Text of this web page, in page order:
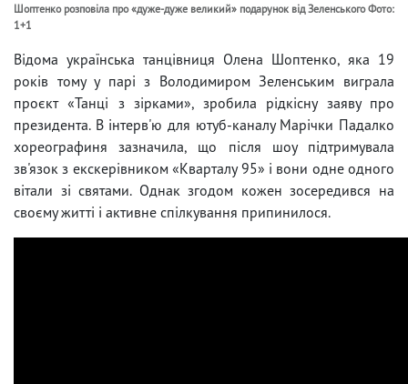
Шоптенко розповіла про «дуже-дуже великий» подарунок від Зеленського Фото:
1+1
Відома українська танцівниця Олена Шоптенко, яка 19
років тому у парі з Володимиром Зеленським виграла
проєкт «Танці з зірками», зробила рідкісну заяву про
президента. В інтерв'ю для ютуб-каналу Марічки Падалко
хореографиня зазначила, що після шоу підтримувала
зв'язок з екскерівником «Кварталу 95» і вони одне одного
вітали зі святами. Однак згодом кожен зосередився на
своєму житті і активне спілкування припинилося.